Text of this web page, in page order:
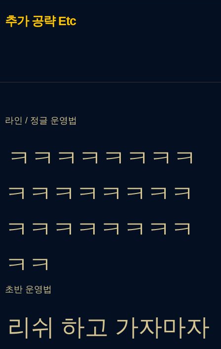
추가 공략Etc
라인 / 정글 운영법
ㅋㅋㅋㅋㅋㅋㅋㅋ
ㅋㅋㅋㅋㅋㅋㅋㅋ
ㅋㅋㅋㅋㅋㅋㅋㅋ
ㅋㅋ
초반 운영법
리쉬 하고 가자마자